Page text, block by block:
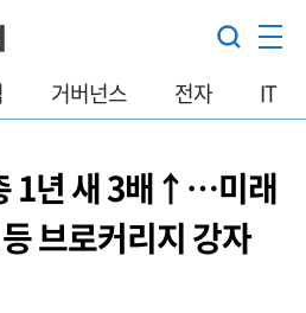
거버넌스 전자 IT
1년 새 3배↑…미래
브로커리지 강자